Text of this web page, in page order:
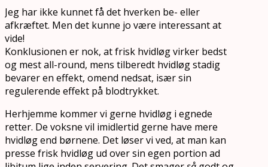
Jeg har ikke kunnet få det hverken be- eller
afkræftet. Men det kunne jo være interessant at
vide!
Konklusionen er nok, at frisk hvidløg virker bedst
og mest all-round, mens tilberedt hvidløg stadig
bevarer en effekt, omend nedsat, især sin
regulerende effekt på blodtrykket.
Herhjemme kommer vi gerne hvidløg i egnede
retter. De voksne vil imidlertid gerne have mere
hvidløg end børnene. Det løser vi ved, at man kan
presse frisk hvidløg ud over sin egen portion ad